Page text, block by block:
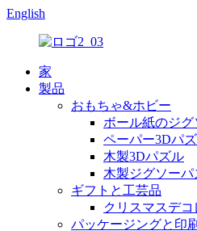
English
家
製品
おもちゃ&ホビー
ボール紙のジ
ペーパー3Dパ
木製3Dパズル
木製ジグソーパ
ギフトと工芸品
クリスマスデ
パッケージングと印刷